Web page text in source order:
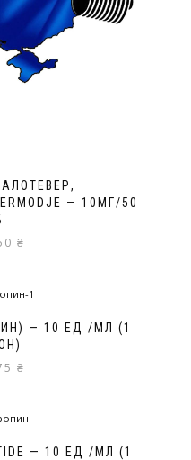
— 10МГ/50
₴
— 10 ЕД /МЛ (1
₴
— 10 ЕД /МЛ (1